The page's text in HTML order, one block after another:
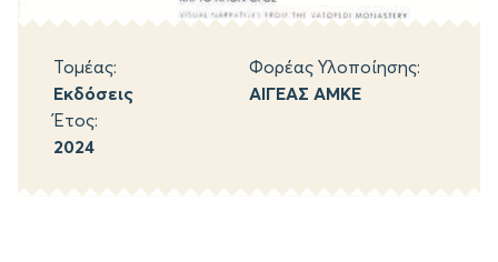
Τομέας:
Εκδόσεις
Φορέας Υλοποίησης:
ΑΙΓΕΑΣ ΑΜΚΕ
Έτος:
2024